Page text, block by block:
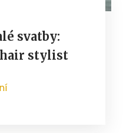
svatby:
stylist